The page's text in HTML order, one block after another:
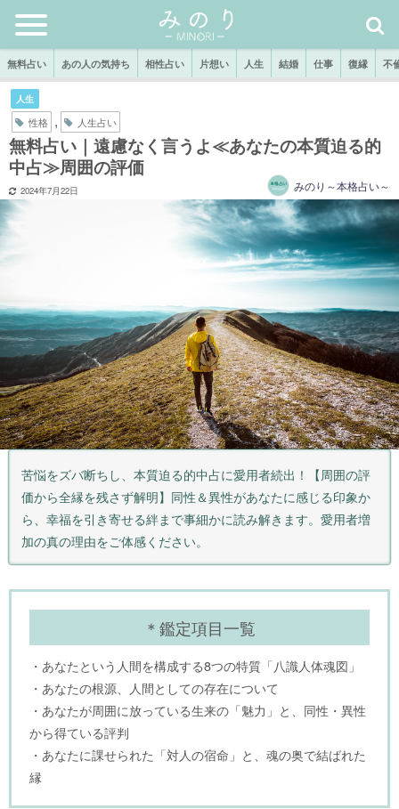
無料占い あの人の気持ち 相性占い 片想い 人生 結婚 仕事 復縁 不
人生
性格 , 人生占い
無料占い｜遠慮なく言うよ≪あなたの本質迫る的
中占≫周囲の評価
2024年7月22日 みのり～本格占い～
苦悩をズバ断ちし、本質迫る的中占に愛用者続出！【周囲の評
価から全縁を残さず解明】同性＆異性があなたに感じる印象か
ら、幸福を引き寄せる絆まで事細かに読み解きます。愛用者増
加の真の理由をご体感ください。
＊鑑定項目一覧
・あなたという人間を構成する8つの特質「八識人体魂図」
・あなたの根源、人間としての存在について
・あなたが周囲に放っている生来の「魅力」と、同性・異性
から得ている評判
・あなたに課せられた「対人の宿命」と、魂の奥で結ばれた
縁